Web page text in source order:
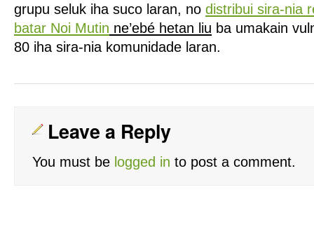
grupu seluk iha suco laran, no distribui sira-nia
batar Noi Mutin ne’ebé hetan liu ba umakain
80 iha sira-nia komunidade laran.
Leave a Reply
You must be logged in to post a comment.